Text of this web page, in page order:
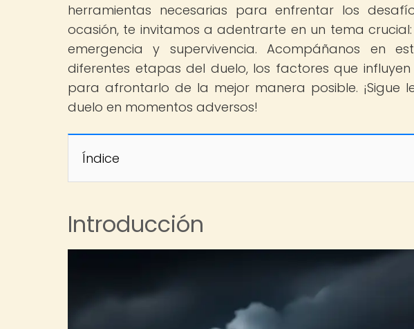
herramientas necesarias para enfrentar los
ocasión, te invitamos a adentrarte en un tema
emergencia y supervivencia. Acompáñanos en
diferentes etapas del duelo, los factores que
para afrontarlo de la mejor manera posible. ¡Sigue
duelo en momentos adversos!
Índice
Introducción